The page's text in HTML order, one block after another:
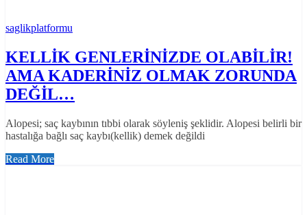
saglikplatformu
KELLİK GENLERİNİZDE OLABİLİR!
AMA KADERİNİZ OLMAK ZORUNDA
DEĞİL…
Alopesi; saç kaybının tıbbi olarak söyleniş şeklidir. Alopesi belirli bir
hastalığa bağlı saç kaybı(kellik) demek değildi
Read More